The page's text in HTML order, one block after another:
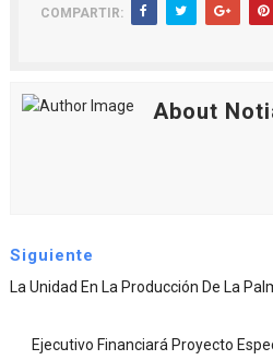
COMPARTIR:
About
Siguiente
La Unidad En La Producción De La
Ejecutivo Financiará Proyecto